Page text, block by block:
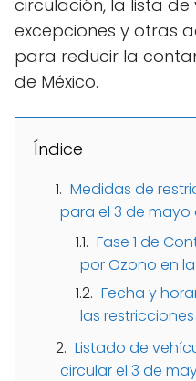
circulación, la lista
excepciones y otras
para reducir la
de México.
Índice
Medidas de
para el 3 de mayo
Fase 1 de
por Ozono en
Fecha y
las
Listado de
circular el 3 de